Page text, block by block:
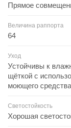
Прямое
Величина раппорта
64
Уход
Устойчивы к
щёткой с
моющего средства
Светостойкость
Хорошая